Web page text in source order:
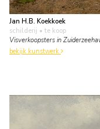
Jan H.B. Koekkoek
schilderij • te koop
Visverkoopsters in
bekijk kunstwerk